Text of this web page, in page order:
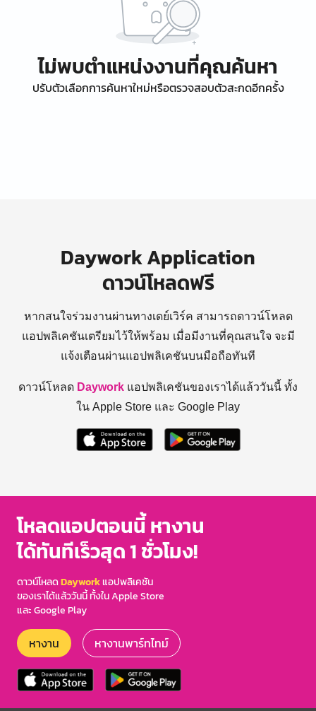
ไม่พบตำแหน่งงานที่คุณค้นหา
ปรับตัวเลือกการค้นหาใหม่หรือตรวจสอบตัวสะกดอีกครั้ง
Daywork Application
ดาวน์โหลดฟรี
หากสนใจร่วมงานผ่านทางเดย์เวิร์ค สามารถดาวน์โหลด
แอปพลิเคชันเตรียมไว้ให้พร้อม เมื่อมีงานที่คุณสนใจ จะมี
แจ้งเตือนผ่านแอปพลิเคชันบนมือถือทันที
ดาวน์โหลด Daywork แอปพลิเคชันของเราได้แล้ววันนี้ ทั้ง
ใน Apple Store และ Google Play
โหลดแอปตอนนี้ หางาน
ได้ทันทีเร็วสุด 1 ชั่วโมง!
ดาวน์โหลดDayworkแอปพลิเคชัน
ของเราได้แล้ววันนี้ ทั้งใน Apple Store
และ Google Play
หางาน หางานพาร์ทไทม์